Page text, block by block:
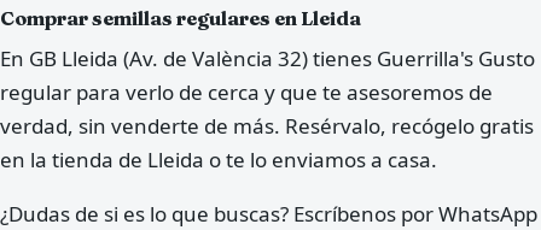
Comprar semillas regulares en Lleida
En GB Lleida (Av. de València 32) tienes Guerrilla's Gusto
regular para verlo de cerca y que te asesoremos de
verdad, sin venderte de más. Resérvalo, recógelo gratis
en la tienda de Lleida o te lo enviamos a casa.
¿Dudas de si es lo que buscas? Escríbenos por WhatsApp